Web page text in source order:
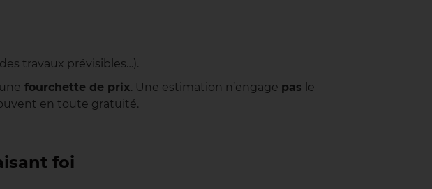
travaux prévisibles…).
fourchette de prix. Une estimation n’engage pas le
en toute gratuité.
foi